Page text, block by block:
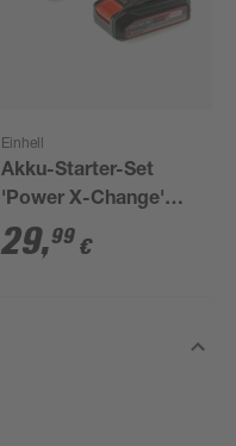
Einhell
Akku-Starter-Set
'Power X-Change'
Ladegerät und Akku
18 V 2,5 Ah
29,99 €